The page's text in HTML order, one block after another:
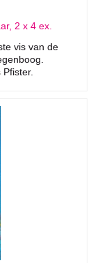
2 x 4 ex.
vis van de